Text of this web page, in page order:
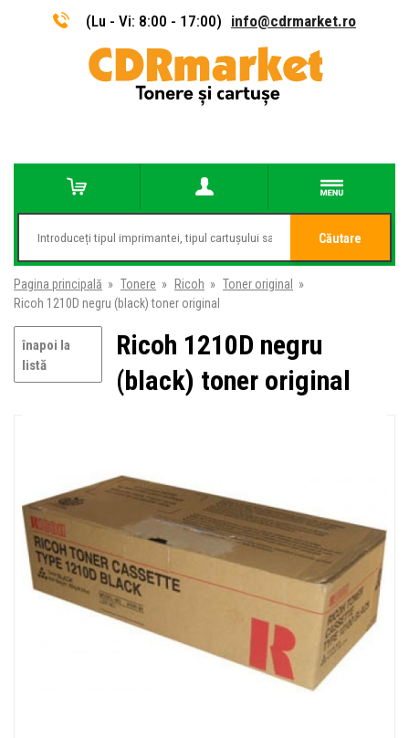
(Lu - Vi: 8:00 - 17:00) info@cdrmarket.ro
Căutare
Pagina principală » Tonere » Ricoh » Toner original
»
Ricoh 1210D negru (black) toner original
înapoi la
listă
Ricoh 1210D negru
(black) toner original